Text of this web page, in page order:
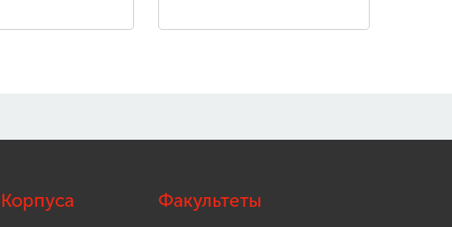
Корпуса Факультеты